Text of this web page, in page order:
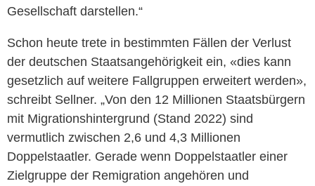
Gesellschaft darstellen.“
Schon heute trete in bestimmten Fällen der Verlust
der deutschen Staatsangehörigkeit ein, «dies kann
gesetzlich auf weitere Fallgruppen erweitert werden»,
schreibt Sellner. „Von den 12 Millionen Staatsbürgern
mit Migrationshintergrund (Stand 2022) sind
vermutlich zwischen 2,6 und 4,3 Millionen
Doppelstaatler. Gerade wenn Doppelstaatler einer
Zielgruppe der Remigration angehören und